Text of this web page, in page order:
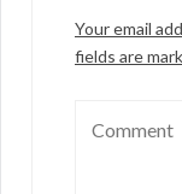
Your email
fields are